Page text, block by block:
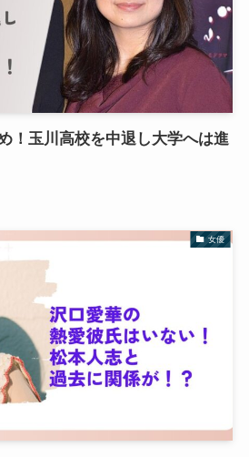
！玉川高校を中退し大学へは進
女優